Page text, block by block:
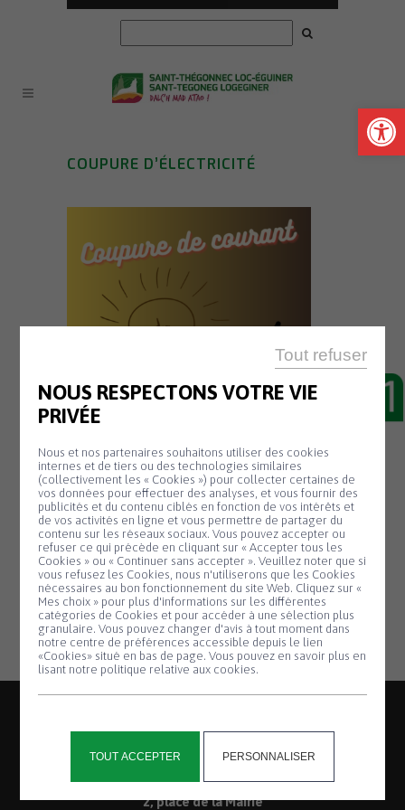
Panneau de gestion des cookies
NOUS RESPECTONS VOTRE VIE
PRIVÉE
Nous et nos partenaires souhaitons utiliser des cookies
internes et de tiers ou des technologies similaires
(collectivement les « Cookies ») pour collecter certaines de
vos données pour effectuer des analyses, et vous fournir des
publicités et du contenu ciblés en fonction de vos intérêts et
de vos activités en ligne et vous permettre de partager du
contenu sur les réseaux sociaux. Vous pouvez accepter ou
refuser ce qui précède en cliquant sur « Accepter tous les
Cookies » ou « Continuer sans accepter ». Veuillez noter que si
vous refusez les Cookies, nous n'utiliserons que les Cookies
nécessaires au bon fonctionnement du site Web. Cliquez sur «
Mes choix » pour plus d'informations sur les différentes
catégories de Cookies et pour accéder à une sélection plus
granulaire. Vous pouvez changer d'avis à tout moment dans
notre centre de préférences accessible depuis le lien
«Cookies» situé en bas de page. Vous pouvez en savoir plus en
lisant notre politique relative aux cookies.
TOUT ACCEPTER
Tout refuser
PERSONNALISER
Ouvrir
COUPURE D’ÉLECTRICITÉ
19 JanCOUPURE
D’ÉLECTRICITÉ
Jeudi 30 janvier 2025de 9h à 12h dans les
lieux-dits : Kozhkêrig, Kergrenn, Lezpoudoù,
Kreac’h Morvan, Penn ar Wern, Leinbahu et
Broustoù.
2, place de la Mairie